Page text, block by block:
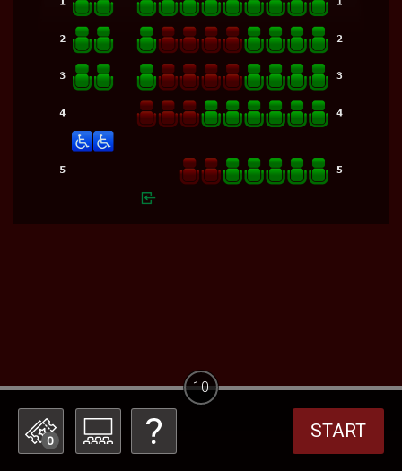
0 START
10